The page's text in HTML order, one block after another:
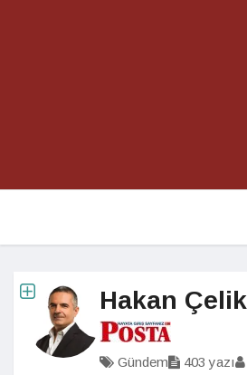
Hakan Çelik
Gündem 403 yazı